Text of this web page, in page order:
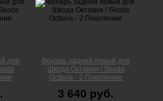
для
Фонарь задний левый для
Шкода Октавия / Skoda
Octavia - 2 Поколение
3 640 руб.